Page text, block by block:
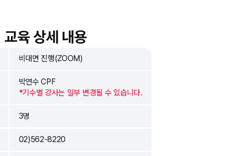
교육 상세 내용
비대면 진행(ZOOM)
박연수 CPF
*기수별 강사는 일부 변경될 수 있습니다.
3명
02)562-8220